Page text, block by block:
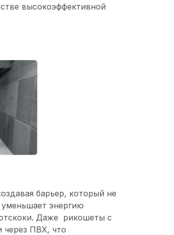
высокоэффективной
барьер, который не
уменьшает энергию
Даже рикошеты с
через ПВХ, что